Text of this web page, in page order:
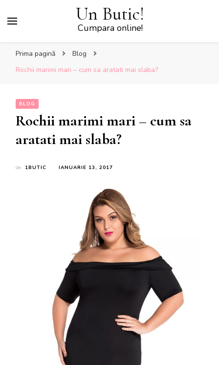
Un Butic!
Cumpara online!
Prima pagină
Blog
Rochii marimi mari – cum sa aratati mai slaba?
BLOG
Rochii marimi mari – cum sa
aratati mai slaba?
de 1BUTIC IANUARIE 13, 2017